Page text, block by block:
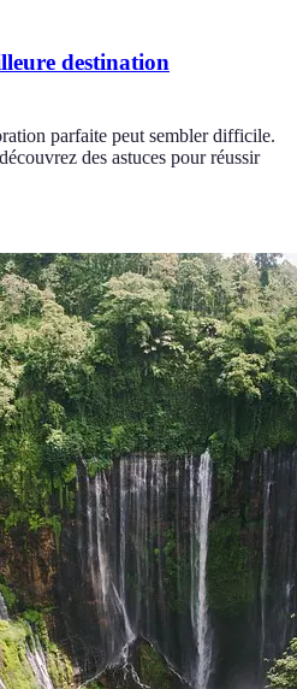
destination
parfaite peut sembler difficile.
des astuces pour réussir